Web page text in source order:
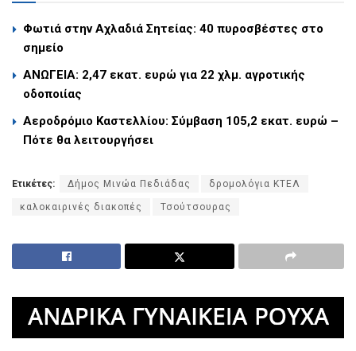
Φωτιά στην Αχλαδιά Σητείας: 40 πυροσβέστες στο
σημείο
ΑΝΩΓΕΙΑ: 2,47 εκατ. ευρώ για 22 χλμ. αγροτικής
οδοποιίας
Αεροδρόμιο Καστελλίου: Σύμβαση 105,2 εκατ. ευρώ –
Πότε θα λειτουργήσει
Ετικέτες: Δήμος Μινώα Πεδιάδας δρομολόγια ΚΤΕΛ
καλοκαιρινές διακοπές Τσούτσουρας